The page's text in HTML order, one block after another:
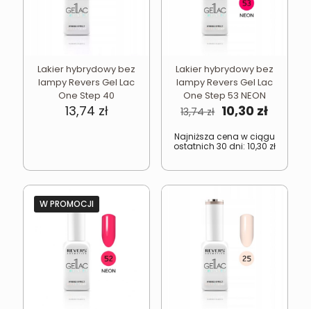
Lakier hybrydowy bez
lampy Revers Gel Lac
One Step 40
13,74 zł
Lakier hybrydowy bez
lampy Revers Gel Lac
One Step 53 NEON
13,74zł Pierwotna
wynosiła:
13,74 zł.
10,30 zł
10,30
Najniższa cena w ciągu
ostatnich 30 dni: 10,30 zł
W PROMOCJI